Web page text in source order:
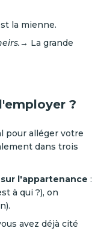
la mienne.
→ La grande
?
pour alléger votre
dans trois
l'appartenance :
à qui ?), on
avez déjà cité